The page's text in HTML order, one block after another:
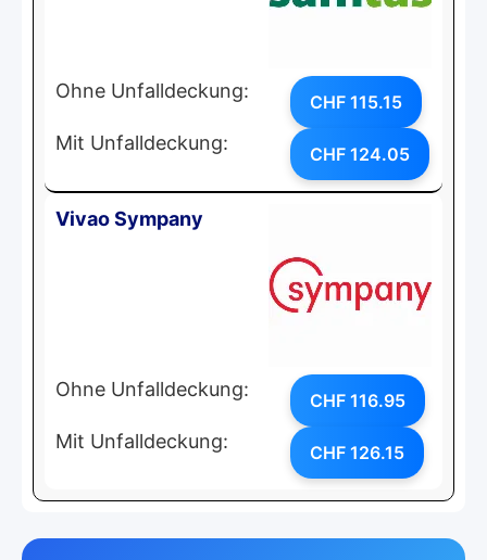
Ohne Unfalldeckung: CHF 115.15
Mit Unfalldeckung: CHF 124.05
Vivao Sympany
Ohne Unfalldeckung: CHF 116.95
Mit Unfalldeckung: CHF 126.15